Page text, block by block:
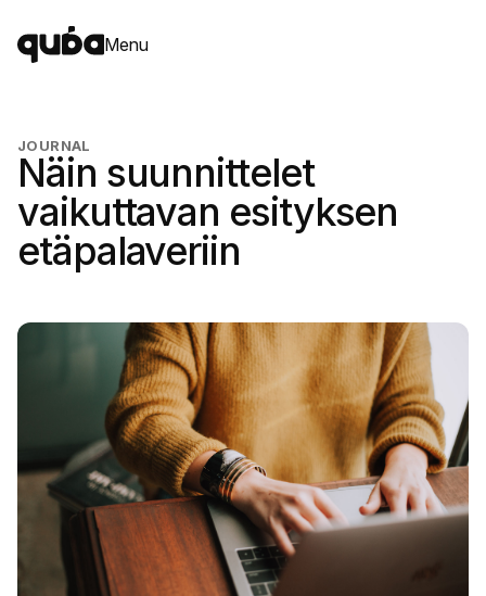
Menu
JOURNAL
Näin suunnittelet
vaikuttavan esityksen
etäpalaveriin